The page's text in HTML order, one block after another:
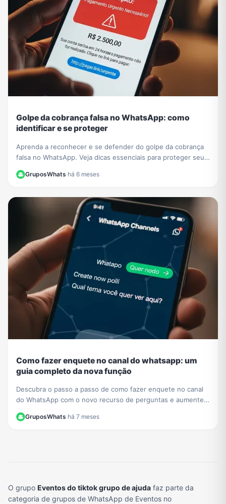
Golpe da cobrança falsa no WhatsApp: como
identificar e se proteger
Aprenda a reconhecer e se defender do golpe da cobrança
falsa no WhatsApp. Veja dicas essenciais para proteger seus
GruposWhats·há 6 meses
Como fazer enquete no canal do whatsapp: um
guia completo da nova função
Descubra o passo a passo de como fazer enquete no canal
do WhatsApp com o novo recurso de perguntas e aumente a
GruposWhats·há 7 meses
O grupo Eventos do tiktok grupo de ajuda faz parte da
categoria de grupos de WhatsApp de Eventos no